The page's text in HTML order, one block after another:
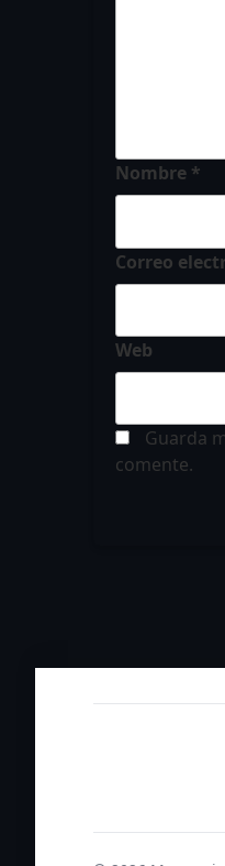
Nombre *
Correo
Web
Guarda
comente.